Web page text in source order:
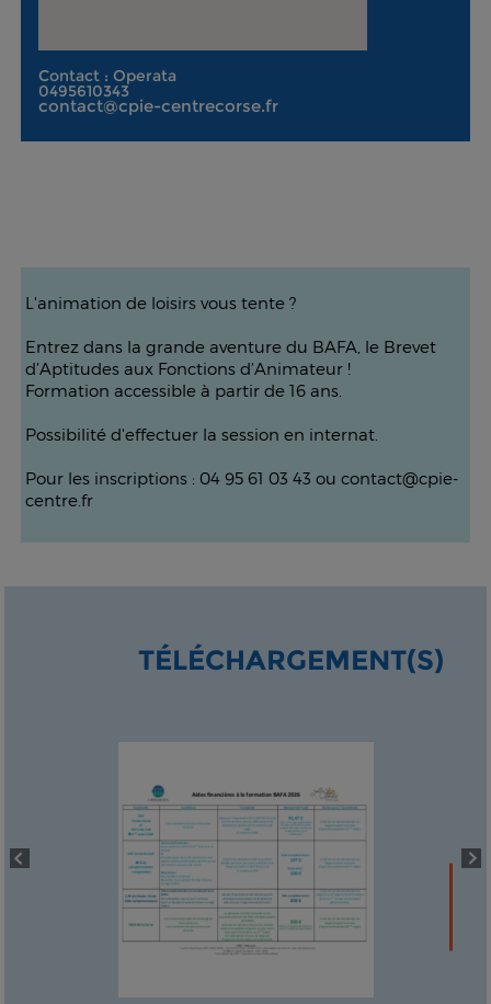
Contact : Operata
0495610343
contact@cpie-centrecorse.fr
L'animation de loisirs vous tente ?
Entrez dans la grande aventure du BAFA, le Brevet
d’Aptitudes aux Fonctions d’Animateur !
Formation accessible à partir de 16 ans.
Possibilité d'effectuer la session en internat.
Pour les inscriptions : 04 95 61 03 43 ou contact@cpie-
centre.fr
TÉLÉCHARGEMENT(S)